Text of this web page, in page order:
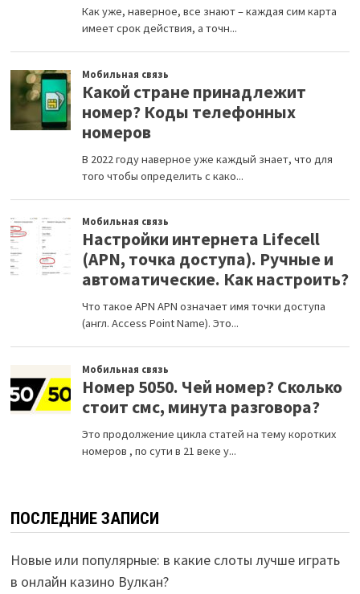
ПОСЛЕДНИЕ ЗАПИСИ
Новые или популярные: в какие слоты лучше играть
в онлайн казино Вулкан?